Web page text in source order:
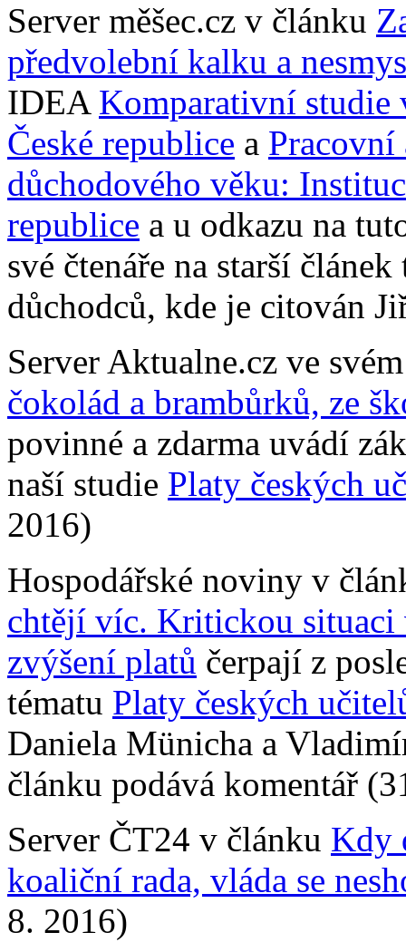
Server měšec.cz v článku
předvolební kalku a
IDEA Komparativní studie
České republice a Pracovní
důchodového věku:
republice a u odkazu na
své čtenáře na starší
důchodců, kde je citován
Server Aktualne.cz ve
čokolád a brambůrků, ze
povinné a zdarma uvádí
naší studie Platy českých
2016)
Hospodářské noviny v
chtějí víc. Kritickou situaci
zvýšení platů čerpají z
tématu Platy českých
Daniela Münicha a
článku podává komentář
Server ČT24 v článku Kdy
koaliční rada, vláda se
8. 2016)